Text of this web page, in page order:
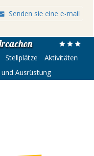
Senden sie eine e-mail
Stellplätze
Aktivitäten
Ausrüstung